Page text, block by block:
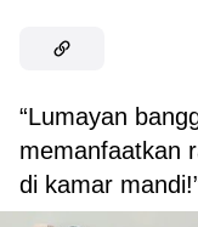
“Lumayan
memanfaatkan
di kamar